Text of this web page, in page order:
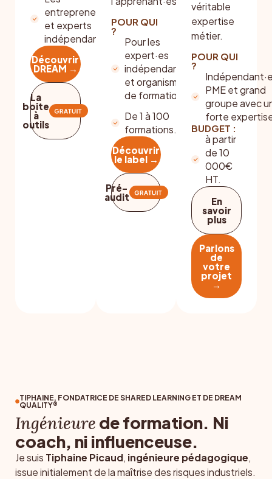
entrepreneur·es
et experts
indépendant·es
Découvrir
DREAM →
La
boite
à
outils
POUR QUI
?
Pour les
expert·es
indépendant·es
et organismes
de formation.
De 1 à 100
formations.
Découvrir
le label →
Pré-
audit
véritable
expertise
métier.
POUR QUI
?
PME et grand
groupe avec
forte
BUDGET :
à partir
de 10
000€
HT.
En
savoir
plus
Parlons
de
votre
projet
→
TIPHAINE, FONDATRICE DE SHARED LEARNING ET DE DREAM
QUALITY®
Ingénieure de formation. Ni
coach, ni influenceuse.
Je suis Tiphaine Picaud, ingénieure pédagogique,
issue initialement de la maîtrise des risques industriels.